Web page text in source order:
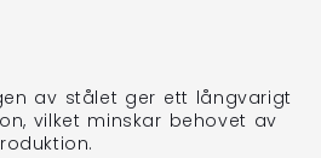
av stålet ger ett långvarigt
vilket minskar behovet av